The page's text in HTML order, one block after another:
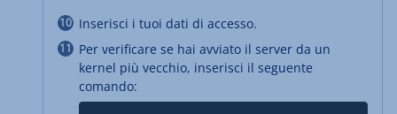
Inserisci i tuoi dati di accesso.
Per verificare se hai avviato il server da un
kernel più vecchio, inserisci il seguente
comando: